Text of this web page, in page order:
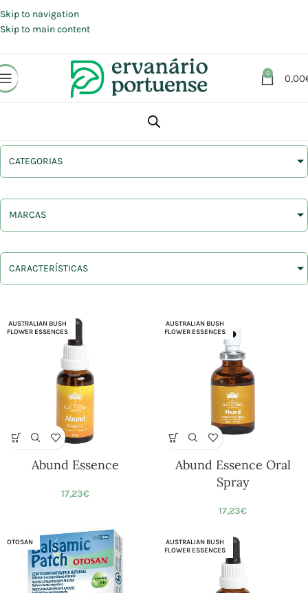
Skip to navigation
Skip to main content
0 0,00
CATEGORIAS
MARCAS
CARACTERÍSTICAS
AUSTRALIAN BUSH
FLOWER ESSENCES
Abund Essence
17,23€
AUSTRALIAN BUSH
FLOWER ESSENCES
Abund Essence Oral
Spray
17,23€
OTOSAN
AUSTRALIAN BUSH
FLOWER ESSENCES